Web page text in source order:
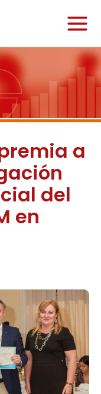
a
del
en